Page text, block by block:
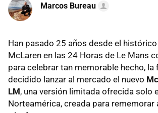
Marcos Bureau
Han pasado 25 años desde el
McLaren en las 24 Horas de Le Mans
para celebrar tan memorable hecho, la
decidido lanzar al mercado el nuevo
LM, una versión limitada ofrecida solo
Norteamérica, creada para rememorar